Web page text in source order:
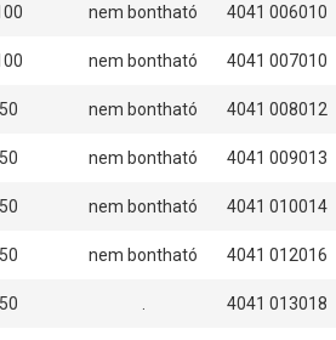
nem bontható 4041 006010
nem bontható 4041 007010
50 nem bontható 4041 008012
50 nem bontható 4041 009013
50 nem bontható 4041 010014
50 nem bontható 4041 012016
50 4041 013018